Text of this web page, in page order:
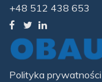
+48 512 438 653
Polityka prywatności